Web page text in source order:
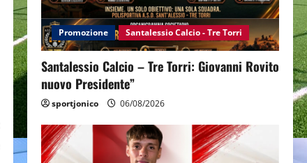
Promozione Santalessio Calcio - Tre Torri
Santalessio Calcio – Tre Torri: Giovanni Rovito
nuovo Presidente”
sportjonico 06/08/2026